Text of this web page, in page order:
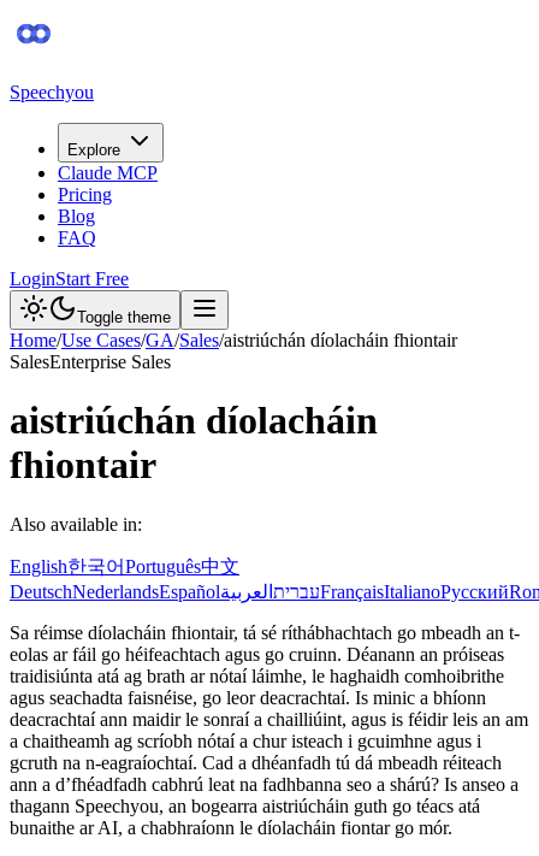
Speechyou
Explore
Claude MCP
Pricing
Blog
FAQ
LoginStart Free
Toggle theme
Home/Use Cases/GA/Sales/aistriúchán díolacháin fhiontair
SalesEnterprise Sales
aistriúchán díolacháin
fhiontair
Also available in:
English한국어Português中文
DeutschNederlandsEspañol עברית العربية FrançaisItalianoРусский
Sa réimse díolacháin fhiontair, tá sé ríthábhachtach go mbeadh an t-
eolas ar fáil go héifeachtach agus go cruinn. Déanann an próiseas
traidisiúnta atá ag brath ar nótaí láimhe, le haghaidh comhoibrithe
agus seachadta faisnéise, go leor deacrachtaí. Is minic a bhíonn
deacrachtaí ann maidir le sonraí a chailliúint, agus is féidir leis an am
a chaitheamh ag scríobh nótaí a chur isteach i gcuimhne agus i
gcruth na n-eagraíochtaí. Cad a dhéanfadh tú dá mbeadh réiteach
ann a d’fhéadfadh cabhrú leat na fadhbanna seo a shárú? Is anseo a
thagann Speechyou, an bogearra aistriúcháin guth go téacs atá
bunaithe ar AI, a chabhraíonn le díolacháin fiontar go mór.